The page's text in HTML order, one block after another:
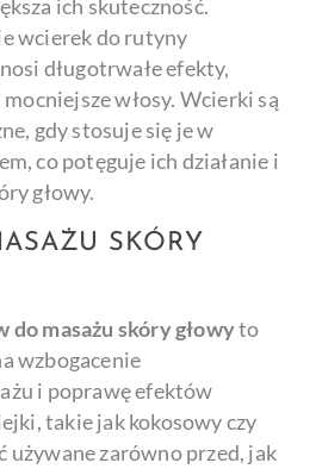
ich skuteczność.
wcierek do rutyny
długotrwałe efekty,
włosy. Wcierki są
gdy stosuje się je w
co potęguje ich działanie i
głowy.
SKÓRY
do masażu skóry głowyto
wzbogacenie
i poprawę efektów
takie jak kokosowy czy
używane zarówno przed, jak